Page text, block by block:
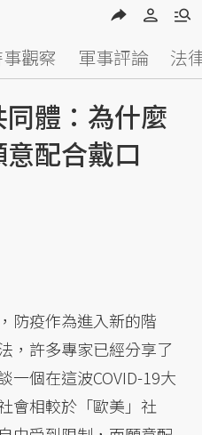
觀察 軍事評論 法
體：為什麼
配合戴口
防疫作為進入新的階
，許多專家已經分享了
一個在這波COVID-19大
會相較於「歐美」社